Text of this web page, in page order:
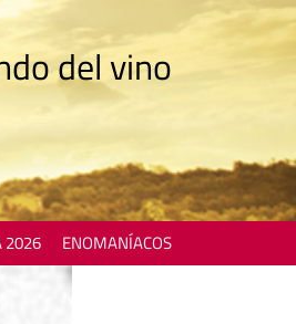
del vino
2026 ENOMANÍACOS